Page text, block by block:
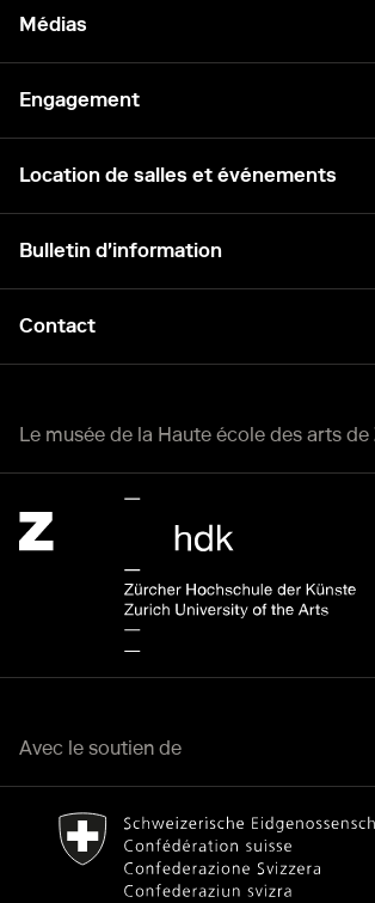
Médias
Engagement
Location de salles et événements
Bulletin d'information
Contact
Le musée de la Haute école des arts de
Avec le soutien de